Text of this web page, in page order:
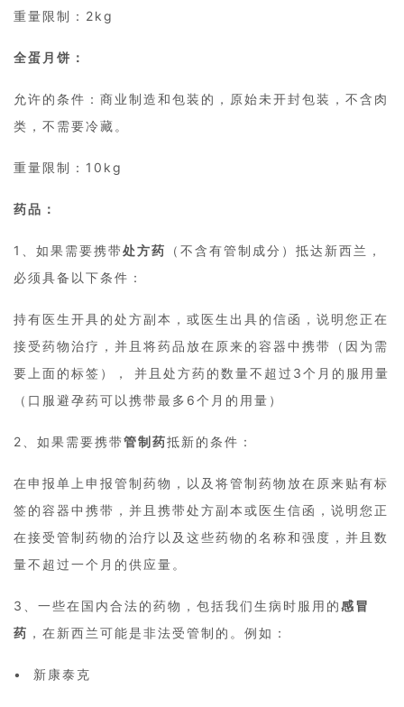
重量限制：2kg
全蛋月饼：
允许的条件：商业制造和包装的，原始未开封包装，不含肉
类，不需要冷藏。
重量限制：10kg
药品：
1、如果需要携带处方药
（不含有管制成分）抵达新西兰，
必须具备以下条件：
持有医生开具的处方副本，或医生出具的信函，说明您正在
接受药物治疗，并且将药品放在原来的容器中携带（因为需
要上面的标签）， 并且处方药的数量不超过3个月的服用量
（口服避孕药可以携带最多6个月的用量）
2、如果需要携带管制药抵新的条件：
在申报单上申报管制药物，以及将管制药物放在原来贴有标
签的容器中携带，并且携带处方副本或医生信函，说明您正
在接受管制药物的治疗以及这些药物的名称和强度，并且数
量不超过一个月的供应量。
3、一些在国内合法的药物，包括我们生病时服用的感冒
药 ，在新西兰可能是非法受管制的。例如：
• 新康泰克